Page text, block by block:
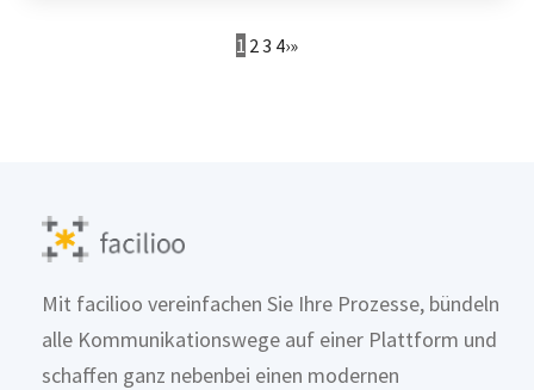
1 23 4›»
Mit facilioo vereinfachen Sie Ihre Prozesse, bündeln
alle Kommunikationswege auf einer Plattform und
schaffen ganz nebenbei einen modernen